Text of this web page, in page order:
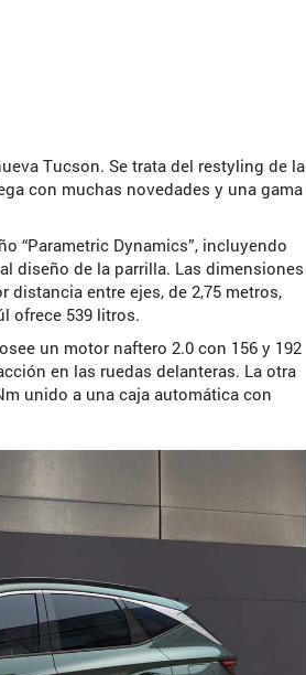
Tucson. Se trata del restyling de la
con muchas novedades y una gama
“Parametric Dynamics”, incluyendo
diseño de la parrilla. Las dimensiones
distancia entre ejes, de 2,75 metros,
ofrece 539 litros.
un motor naftero 2.0 con 156 y 192
en las ruedas delanteras. La otra
unido a una caja automática con